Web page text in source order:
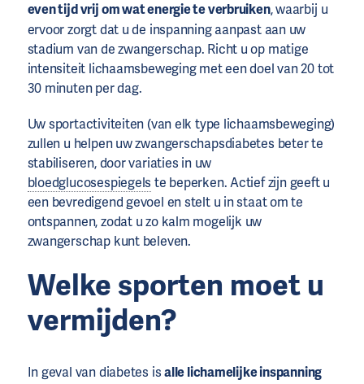
even tijd vrij om wat energie te verbruiken, waarbij u
ervoor zorgt dat u de inspanning aanpast aan uw
stadium van de zwangerschap. Richt u op matige
intensiteit lichaamsbeweging met een doel van 20 tot
30 minuten per dag.
Uw sportactiviteiten (van elk type lichaamsbeweging)
zullen u helpen uw zwangerschapsdiabetes beter te
stabiliseren, door variaties in uw
bloedglucosespiegels te beperken. Actief zijn geeft u
een bevredigend gevoel en stelt u in staat om te
ontspannen, zodat u zo kalm mogelijk uw
zwangerschap kunt beleven.
Welke sporten moet u
vermijden?
In geval van diabetes isalle lichamelijke inspanning